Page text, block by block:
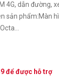
4G, dẫn đường,
sản phẩm:Màn
để được hỗ trợ